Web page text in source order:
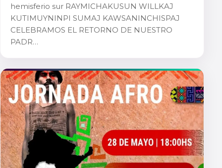
hemisferio sur RAYMICHAKUSUN WILLKAJ
KUTIMUYNINPI SUMAJ KAWSANINCHISPAJ
CELEBRAMOS EL RETORNO DE NUESTRO
PADR…